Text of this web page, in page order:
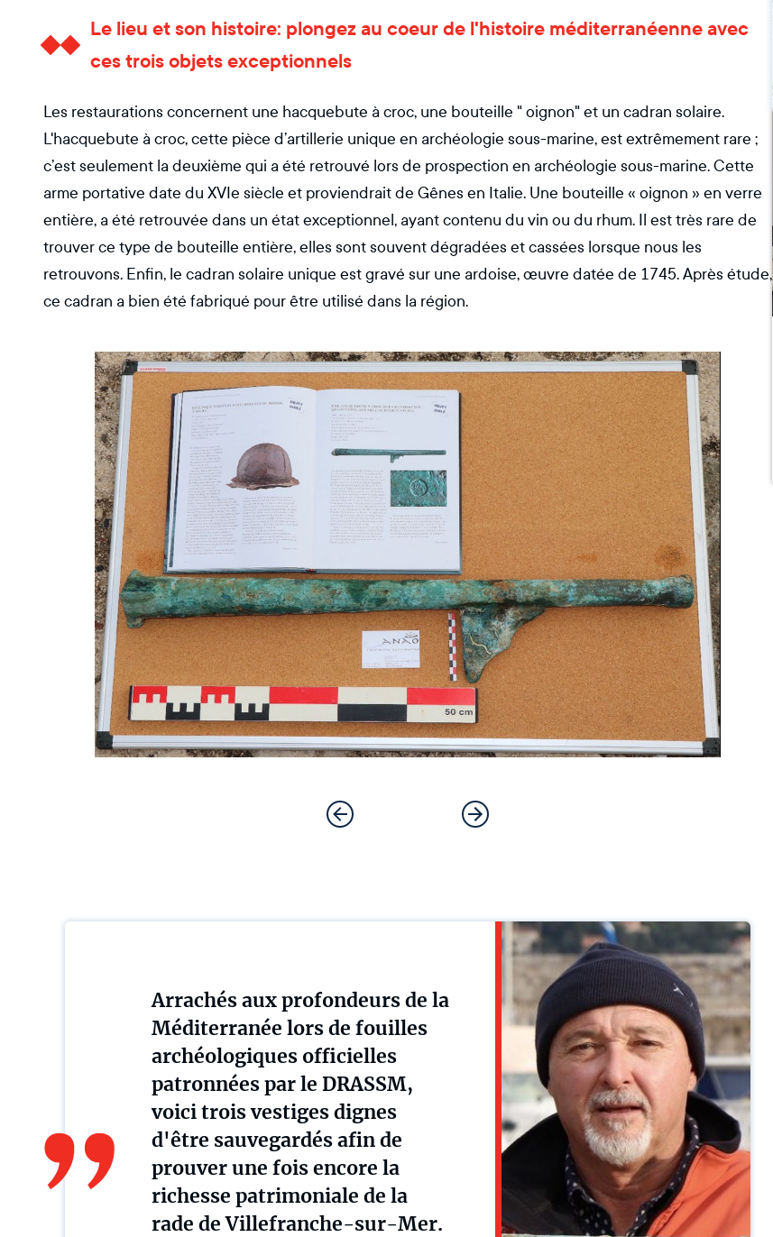
Le lieu et son histoire: plongez au coeur de l'histoire méditerranéenne avec
ces trois objets exceptionnels
Les restaurations concernent une hacquebute à croc, une bouteille " oignon" et un cadran solaire.
L'hacquebute à croc, cette pièce d’artillerie unique en archéologie sous-marine, est extrêmement rare ;
c’est seulement la deuxième qui a été retrouvé lors de prospection en archéologie sous-marine. Cette
arme portative date du XVIe siècle et proviendrait de Gênes en Italie. Une bouteille « oignon » en verre
entière, a été retrouvée dans un état exceptionnel, ayant contenu du vin ou du rhum. Il est très rare de
trouver ce type de bouteille entière, elles sont souvent dégradées et cassées lorsque nous les
retrouvons. Enfin, le cadran solaire unique est gravé sur une ardoise, œuvre datée de 1745. Après étude,
ce cadran a bien été fabriqué pour être utilisé dans la région.
Arrachés aux profondeurs de la
Méditerranée lors de fouilles
archéologiques officielles
patronnées par le DRASSM,
voici trois vestiges dignes
d'être sauvegardés afin de
prouver une fois encore la
richesse patrimoniale de la
rade de Villefranche-sur-Mer.